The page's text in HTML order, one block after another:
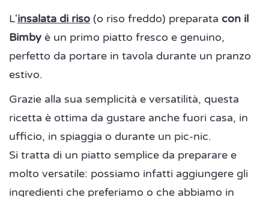
L'insalata di riso (o riso freddo) preparata con il
Bimby è un primo piatto fresco e genuino,
perfetto da portare in tavola durante un pranzo
estivo.
Grazie alla sua semplicità e versatilità, questa
ricetta è ottima da gustare anche fuori casa, in
ufficio, in spiaggia o durante un pic-nic.
Si tratta di un piatto semplice da preparare e
molto versatile: possiamo infatti aggiungere gli
ingredienti che preferiamo o che abbiamo in